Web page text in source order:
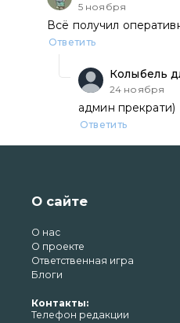
5 ноября
Всё получил
Ответить
Колыбель
24 ноября
админ прекрати)
Ответить
О сайте
О нас
О проекте
Ответственная игра
Блоги
Контакты:
Телефон редакции